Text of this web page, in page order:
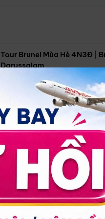
Tour Brunei Mùa Hè 4N3Đ |
Darussalam
Hồ Chí Minh 4N3Đ
30/08 17/09 24/09
14.499.000đ Xem chi